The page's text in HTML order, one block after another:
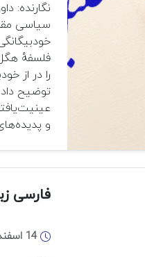
نگارنده:
سیاسی
فلسفهٔ
را در از
توضیح
و
فارسی
14 اسفند, 1402